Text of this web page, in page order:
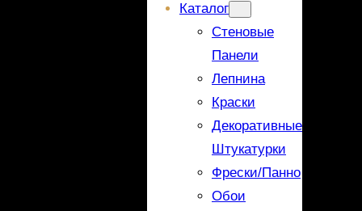
Каталог
Стеновые
Панели
Лепнина
Краски
Декоративные
Штукатурки
Фрески/панно
Обои